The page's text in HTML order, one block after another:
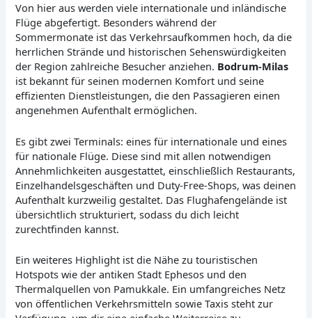
Von hier aus werden viele internationale und inländische
Flüge abgefertigt. Besonders während der
Sommermonate ist das Verkehrsaufkommen hoch, da die
herrlichen Strände und historischen Sehenswürdigkeiten
der Region zahlreiche Besucher anziehen. Bodrum-Milas
ist bekannt für seinen modernen Komfort und seine
effizienten Dienstleistungen, die den Passagieren einen
angenehmen Aufenthalt ermöglichen.
Es gibt zwei Terminals: eines für internationale und eines
für nationale Flüge. Diese sind mit allen notwendigen
Annehmlichkeiten ausgestattet, einschließlich Restaurants,
Einzelhandelsgeschäften und Duty-Free-Shops, was deinen
Aufenthalt kurzweilig gestaltet. Das Flughafengelände ist
übersichtlich strukturiert, sodass du dich leicht
zurechtfinden kannst.
Ein weiteres Highlight ist die Nähe zu touristischen
Hotspots wie der antiken Stadt Ephesos und den
Thermalquellen von Pamukkale. Ein umfangreiches Netz
von öffentlichen Verkehrsmitteln sowie Taxis steht zur